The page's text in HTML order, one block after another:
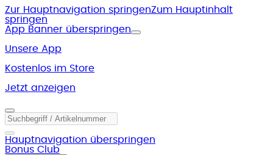
Zur Hauptnavigation springenZum Hauptinhalt
springen
App Banner überspringen
Unsere App
Kostenlos im Store
Jetzt anzeigen
Hauptnavigation überspringen
Bonus Club